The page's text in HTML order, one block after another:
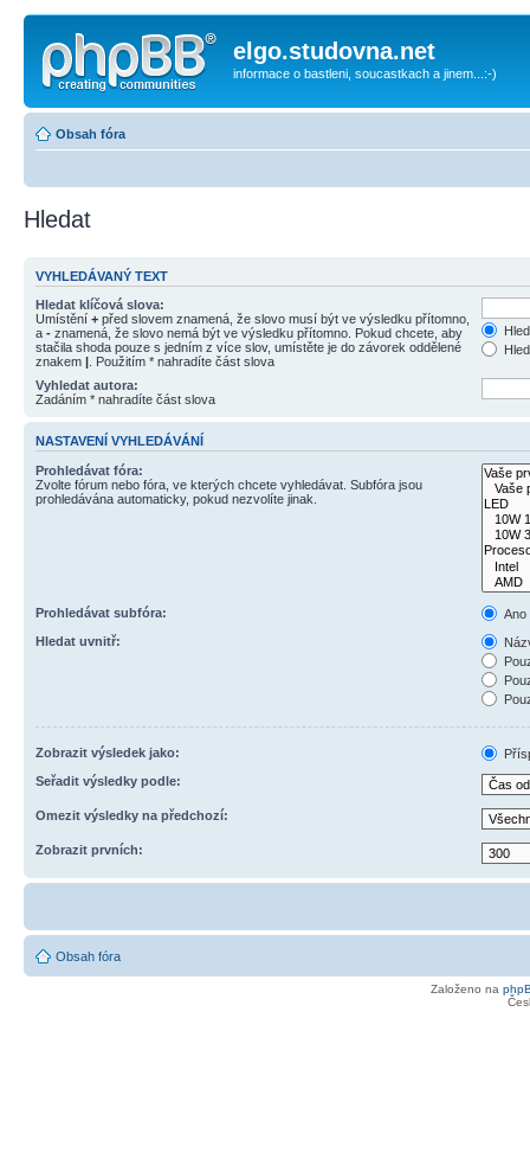
elgo.studovna.net
informace o bastleni, soucastkach a jinem...:-)
Obsah fóra
Hledat
VYHLEDÁVANÝ TEXT
Hledat klíčová slova:
Umístění + před slovem znamená, že slovo musí být ve výsledku přítomno,
a - znamená, že slovo nemá být ve výsledku přítomno. Pokud chcete, aby
stačila shoda pouze s jedním z více slov, umístěte je do závorek oddělené
znakem | . Použitím * nahradíte část slova
Vyhledat autora:
Zadáním * nahradíte část slova
NASTAVENÍ VYHLEDÁVÁNÍ
Prohledávat fóra:
Zvolte fórum nebo fóra, ve kterých chcete vyhledávat. Subfóra jsou
prohledávána automaticky, pokud nezvolíte jinak.
Prohledávat subfóra:
Ano
Hledat uvnitř:
Zobrazit výsledek jako:
Seřadit výsledky podle:
Omezit výsledky na předchozí:
Zobrazit prvních:
Obsah fóra
Založeno na